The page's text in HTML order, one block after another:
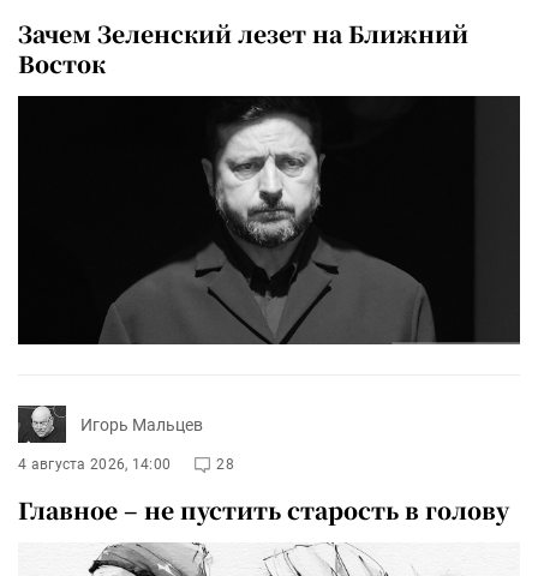
Зачем Зеленский лезет на Ближний
Восток
Игорь Мальцев
4 августа 2026, 14:00 28
Главное – не пустить старость в голову